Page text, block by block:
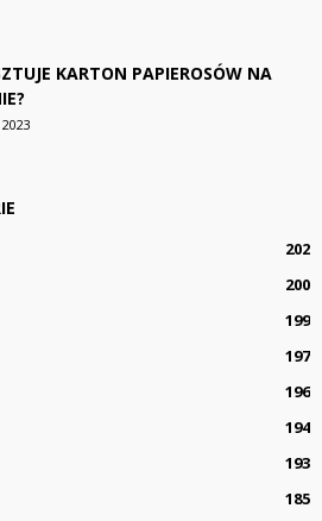
KARTON PAPIEROSÓW NA
202
200
199
197
196
194
193
185